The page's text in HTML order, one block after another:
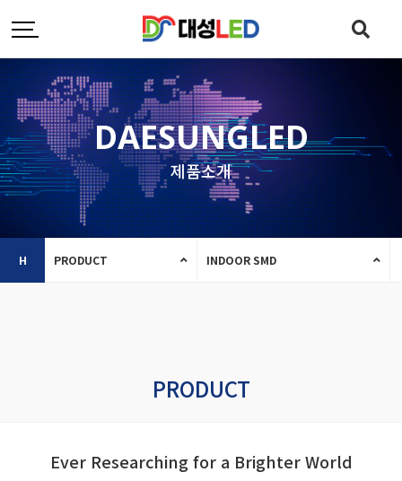
DAESUNGLED
제품소개
H PRODUCT INDOOR SMD
PRODUCT
Ever Researching for a Brighter World